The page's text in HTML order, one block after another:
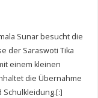
Sunar besucht die
der Saraswoti Tika
einem kleinen
die Übernahme
Schulkleidung.[:]